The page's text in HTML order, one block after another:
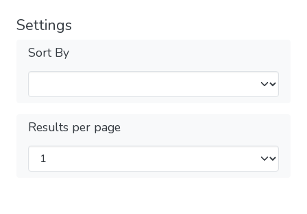
Settings
Sort By
Results per page